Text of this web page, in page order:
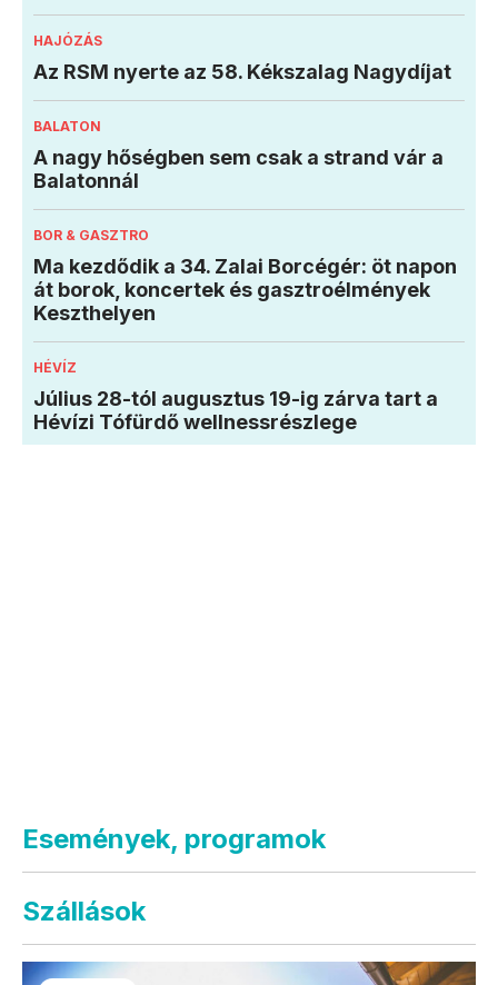
HAJÓZÁS
Az RSM nyerte az 58. Kékszalag Nagydíjat
BALATON
A nagy hőségben sem csak a strand vár a
Balatonnál
BOR & GASZTRO
Ma kezdődik a 34. Zalai Borcégér: öt napon
át borok, koncertek és gasztroélmények
Keszthelyen
HÉVÍZ
Július 28-tól augusztus 19-ig zárva tart a
Hévízi Tófürdő wellnessrészlege
Események, programok
Szállások